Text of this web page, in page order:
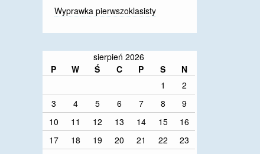
Wyprawka pierwszoklasisty
sierpień 2026
P
W Ś C P S
N
1
2
3
4 5 6 7 8
9
10
11 12 13 14 15
16
17
18 19 20 21 22
23